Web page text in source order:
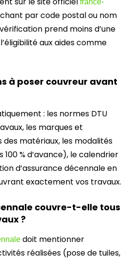
france-
par code postal ou nom
prend moins d’une
aux aides comme
à poser couvreur avant
: les normes DTU
les marques et
matériaux, les modalités
% d’avance), le calendrier
d’assurance décennale en
exactement vos travaux.
couvre-t-elle tous
?
doit mentionner
réalisées (pose de tuiles,